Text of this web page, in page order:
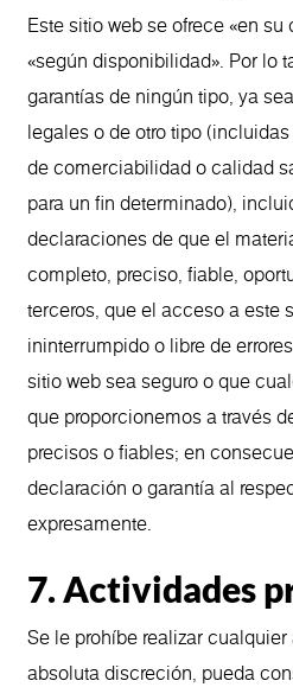
Este sitio web se ofrece «en
«según disponibilidad». Por lo
garantías de ningún tipo, ya
legales o de otro tipo
de comerciabilidad o calidad
para un fin determinado),
declaraciones de que el
completo, preciso, fiable,
terceros, que el acceso a este
ininterrumpido o libre de
sitio web sea seguro o que
que proporcionemos a través
precisos o fiables; en
declaración o garantía al
expresamente.
7. Actividades
Se le prohíbe realizar
absoluta discreción, pueda